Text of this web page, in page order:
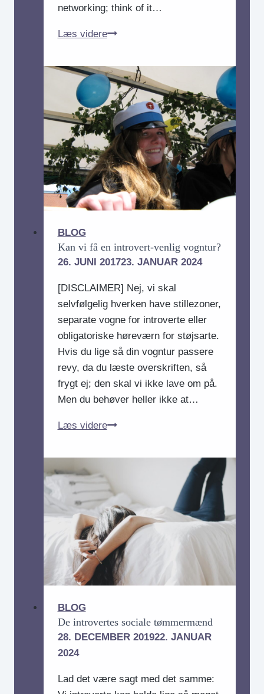
networking; think of it…
Læs videreSusan
om
netværk:
Find
“kindred
spirits”
BLOG
Kan vi få en introvert-venlig vogntur?
26. JUNI 201723. JANUAR 2024
[DISCLAIMER] Nej, vi skal
selvfølgelig hverken have stillezoner,
separate vogne for introverte eller
obligatoriske høreværn for støjsarte.
Hvis du lige så din vogntur passere
revy, da du læste overskriften, så
frygt ej; den skal vi ikke lave om på.
Men du behøver heller ikke at…
Læs videreKan
få
introvert-
venlig
vogntur?
BLOG
De introvertes sociale tømmermænd
28. DECEMBER 201922. JANUAR
2024
Lad det være sagt med det samme: